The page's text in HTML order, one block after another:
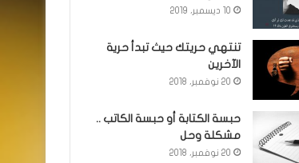
10 ديسمبر، 2019
تنتهي حريتك حيث تبدأ حرية
الآخرين
20 نوفمبر، 2018
حبسة الكتابة أو حبسة الكاتب ..
مشكلة وحل
20 نوفمبر، 2018